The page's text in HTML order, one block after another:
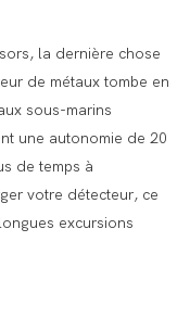
la dernière chose
de métaux tombe en
sous-marins
une autonomie de 20
de temps à
votre détecteur, ce
excursions